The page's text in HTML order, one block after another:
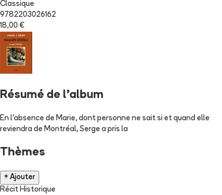
Classique
9782203026162
18,00 €
Résumé de l'album
En l'absence de Marie, dont personne ne sait si et quand elle
reviendra de Montréal, Serge a pris la
Thèmes
+ Ajouter
Récit Historique